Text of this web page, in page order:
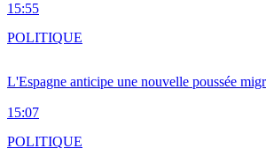
15:55
L'Espagne anticipe une nouvelle poussée
15:07
POLITIQUE
POLITIQUE